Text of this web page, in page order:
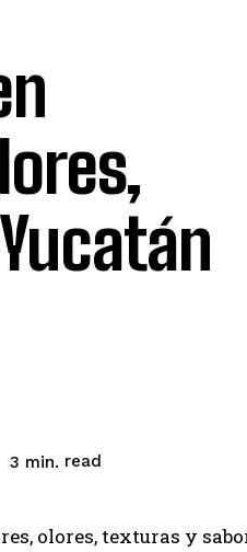
3 min. read
olores, texturas y